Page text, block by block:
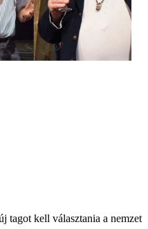
tagot kell választania a nemzet